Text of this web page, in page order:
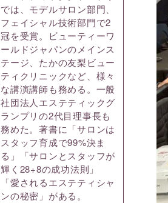
では、モデルサロン部門、
フェイシャル技術部門で2
冠を受賞。ビューティーワ
ールドジャパンのメインス
テージ、たかの友梨ビュー
ティクリニックなど、様々
な講演講師も務める。一般
社団法人エステティックグ
ランプリの2代目理事長も
務めた。著書に「サロンは
スタッフ育成で99%決ま
る」「サロンとスタッフが
輝く28+8の成功法則」
「愛されるエステティシャ
ンの秘密」がある。